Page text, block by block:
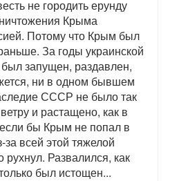
не городить ерунду
Крыма
Потому что Крым был
За годы украинской
запущен, раздавлен,
ни в одном бывшем
СССР не было так
и растащено, как в
бы Крым не попал в
всей этой тяжелой
рухнул. Развалился, как
был истощен...